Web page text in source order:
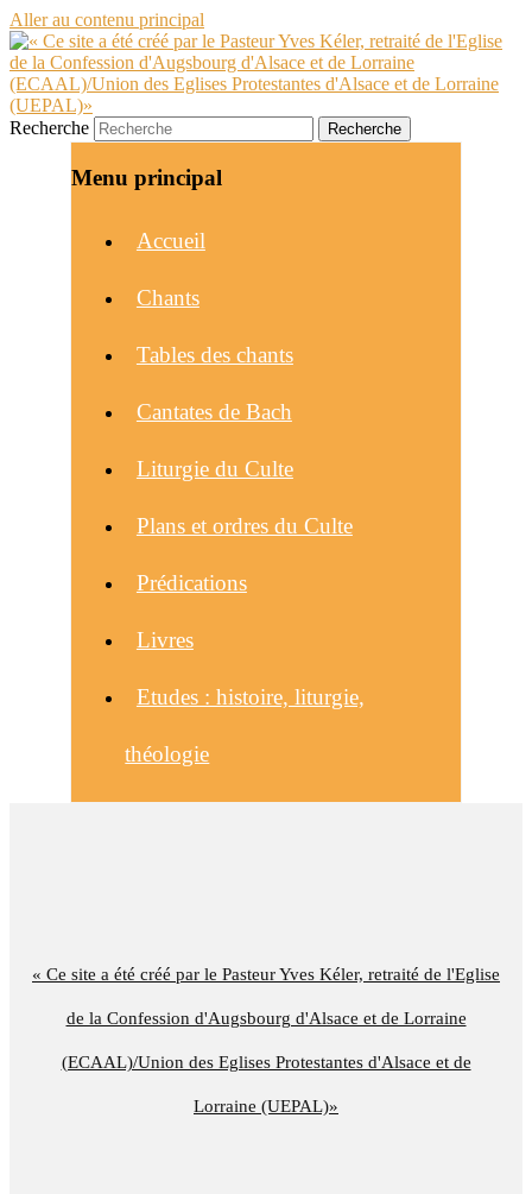
Aller au contenu principal
« Ce site a été créé par le Pasteur Yves Kéler, retraité de l'Eglise
de la Confession d'Augsbourg d'Alsace et de Lorraine
(ECAAL)/Union des Eglises Protestantes d'Alsace et de
Lorraine (UEPAL)»
Recherche
Menu principal
Accueil
Chants
Tables des chants
Cantates de Bach
Liturgie du Culte
Plans et ordres du Culte
Prédications
Livres
Etudes : histoire, liturgie,
théologie